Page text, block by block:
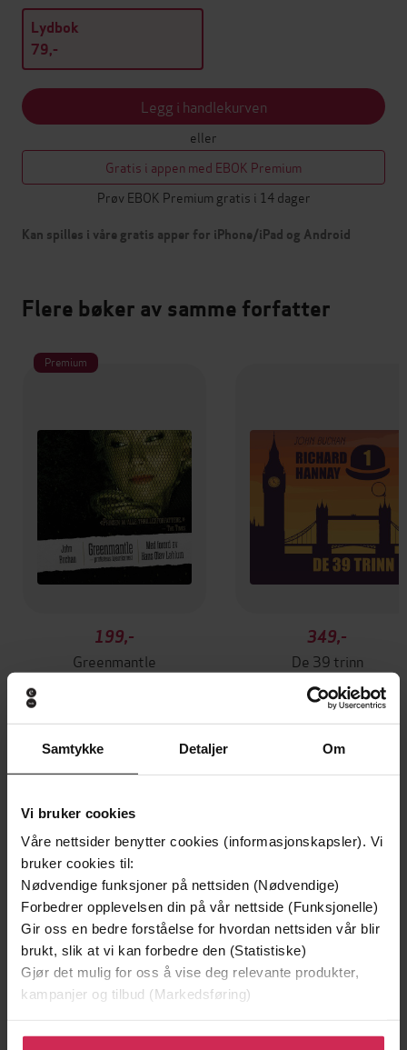
Samtykke Detaljer Om
Vi bruker cookies
Våre nettsider benytter cookies (informasjonskapsler). Vi
bruker cookies til:
Nødvendige funksjoner på nettsiden (Nødvendige)
Forbedrer opplevelsen din på vår nettside (Funksjonelle)
Gir oss en bedre forståelse for hvordan nettsiden vår blir
brukt, slik at vi kan forbedre den (Statistiske)
Gjør det mulig for oss å vise deg relevante produkter,
kampanjer og tilbud (Markedsføring)
Klikk på «Godta alle» for å gi oss ditt samtykke til å
Lydbok
79,-
Legg i handlekurven
eller
Gratis i appen med EBOK Premium
Prøv EBOK Premium gratis i 14 dager
Kan spilles i våre gratis apper for iPhone/iPad og Android
Flere bøker av samme forfatter
Premium
199,-
Greenmantle
349,-
De 39 trinn
John Buchan
LYDBOK
Premium
Vinner av Rivertonprisen
Premium